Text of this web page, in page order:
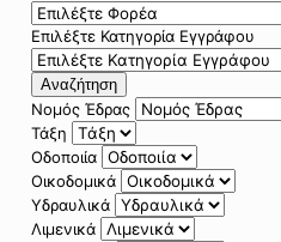
Επιλέξτε Κατηγορία Εγγράφου
Αναζήτηση
Νομός Έδρας
Τάξη
Οδοποιία
Οικοδομικά
Υδραυλικά
Λιμενικά